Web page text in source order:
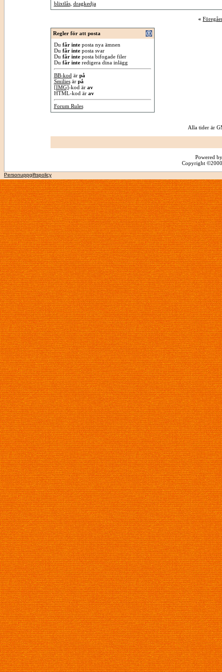
blixtlås, dragkedja
«
Regler för att posta
Du får inteposta nya ämnen
Du får inteposta svar
Du får inteposta bifogade filer
Du får interedigera dina inlägg
BB-kod är på
Smiliesär på
[IMG]-kod är av
HTML-kod är av
Forum Rules
Alla tider är
Powered
Copyright
Personuppgiftspolicy